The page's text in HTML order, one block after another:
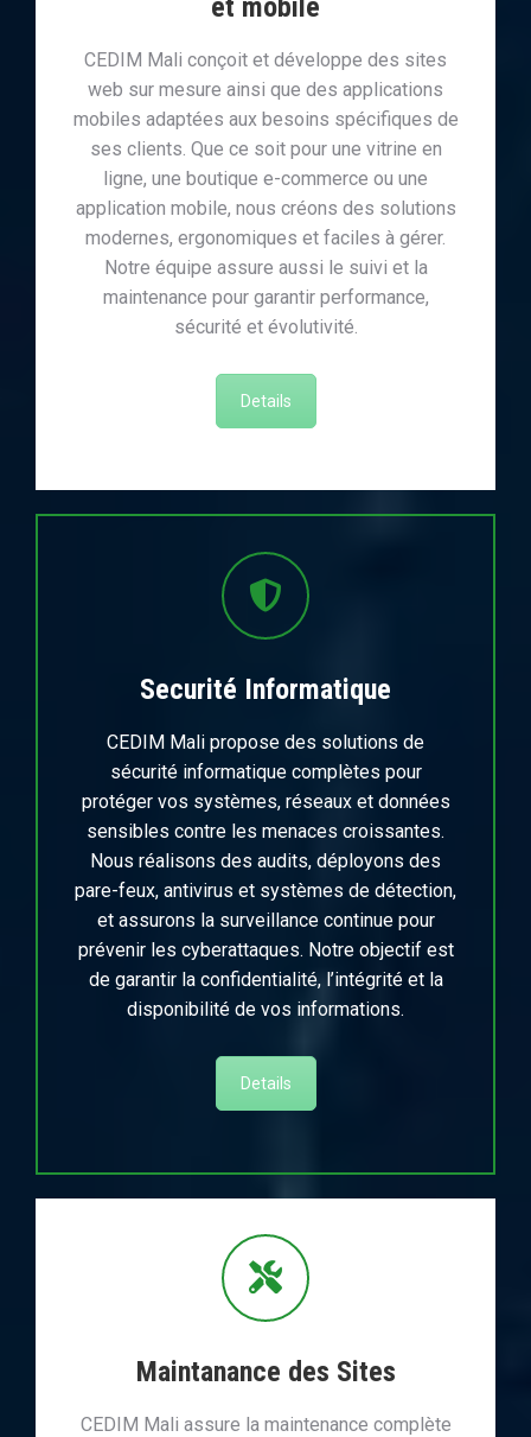
et mobile
CEDIM Mali conçoit et développe des sites
web sur mesure ainsi que des applications
mobiles adaptées aux besoins spécifiques de
ses clients. Que ce soit pour une vitrine en
ligne, une boutique e-commerce ou une
application mobile, nous créons des solutions
modernes, ergonomiques et faciles à gérer.
Notre équipe assure aussi le suivi et la
maintenance pour garantir performance,
sécurité et évolutivité.
Details
Securité Informatique
CEDIM Mali propose des solutions de
sécurité informatique complètes pour
protéger vos systèmes, réseaux et données
sensibles contre les menaces croissantes.
Nous réalisons des audits, déployons des
pare-feux, antivirus et systèmes de détection,
et assurons la surveillance continue pour
prévenir les cyberattaques. Notre objectif est
de garantir la confidentialité, l’intégrité et la
disponibilité de vos informations.
Details
Maintanance des Sites
CEDIM Mali assure la maintenance complète